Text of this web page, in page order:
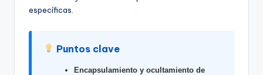
específicas.
Puntos clave
Encapsulamiento y ocultamiento de